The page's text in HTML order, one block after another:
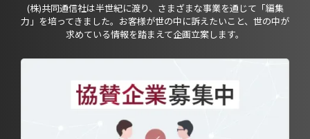
(株)共同通信社は半世紀に渡り、さまざまな事業を通じて「編集
力」を培ってきました。お客様が世の中に訴えたいこと、世の中が
求めている情報を踏まえて企画立案します。